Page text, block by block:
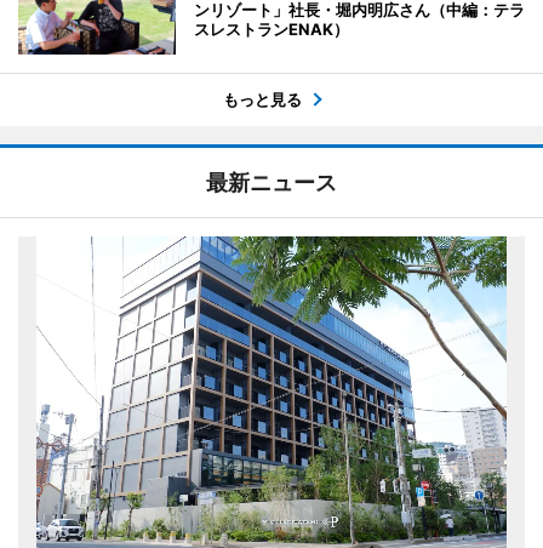
ンリゾート」社長・堀内明広さん（中編：テラ
スレストランENAK）
もっと見る
最新ニュース